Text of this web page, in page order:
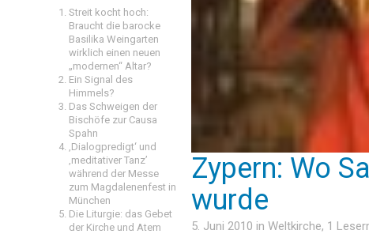
Streit kocht hoch:
Braucht die barocke
Basilika Weingarten
wirklich einen neuen
„modernen“ Altar?
Ein Signal des
Himmels?
Das Schweigen der
Bischöfe zur Causa
Spahn
‚Dialogpredigt‘ und
‚meditativer Tanz’
während der Messe
zum Magdalenenfest in
München
Die Liturgie: das Gebet
der Kirche und Atem
Zypern: Wo
wurde
5. Juni 2010 in Weltkirche, 1